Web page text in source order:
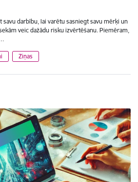
savu darbību, lai varētu sasniegt savu mērķi un
veic dažādu risku izvērtēšanu. Piemēram,
Ziņas